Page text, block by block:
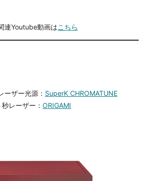
連Youtube動画はこちら
ーザー光源： SuperK CHROMATUNE
レーザー： ORIGAMI